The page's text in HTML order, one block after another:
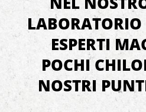
ESPERTI
POCHI
NOSTRI